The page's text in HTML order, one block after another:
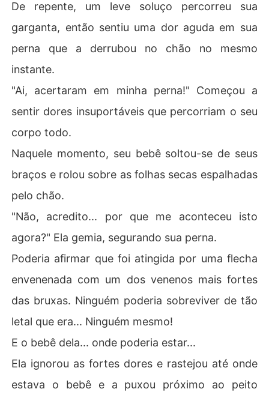
De repente, um leve soluço percorreu sua
garganta, então sentiu uma dor aguda em sua
perna que a derrubou no chão no mesmo
instante.
"Ai, acertaram em minha perna!" Começou a
sentir dores insuportáveis que percorriam o seu
corpo todo.
Naquele momento, seu bebê soltou-se de seus
braços e rolou sobre as folhas secas espalhadas
pelo chão.
"Não, acredito... por que me aconteceu isto
agora?" Ela gemia, segurando sua perna.
Poderia afirmar que foi atingida por uma flecha
envenenada com um dos venenos mais fortes
das bruxas. Ninguém poderia sobreviver de tão
letal que era... Ninguém mesmo!
E o bebê dela... onde poderia estar...
Ela ignorou as fortes dores e rastejou até onde
estava o bebê e a puxou próximo ao peito